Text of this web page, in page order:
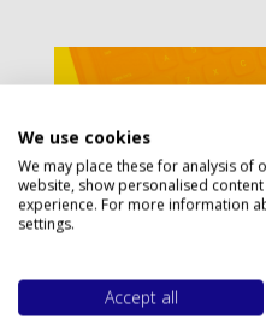
We use cookies
We may place these for analysis
website, show personalised
experience. For more information
settings.
Accept all